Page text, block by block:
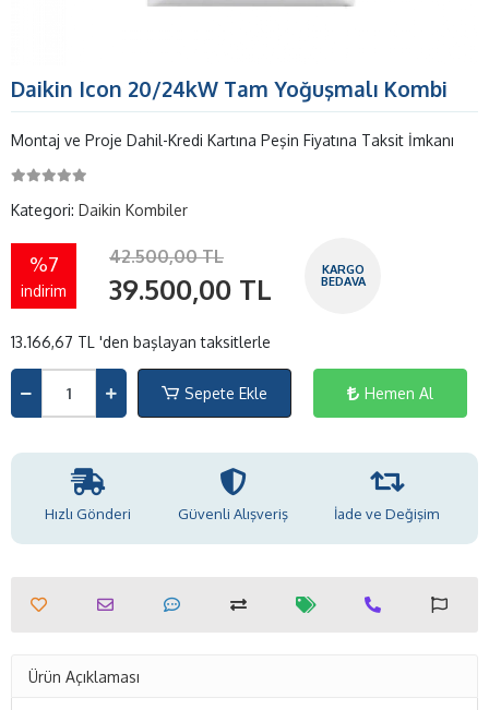
Daikin Icon 20/24kW Tam Yoğuşmalı Kombi
Montaj ve Proje Dahil-Kredi Kartına Peşin Fiyatına Taksit İmkanı
Kategori: Daikin Kombiler
%7
indirim
42.500,00 TL
39.500,00 TL
KARGO
BEDAVA
13.166,67 TL 'den başlayan taksitlerle
Sepete Ekle Hemen Al
Hızlı Gönderi Güvenli Alışveriş İade ve Değişim
Ürün Açıklaması